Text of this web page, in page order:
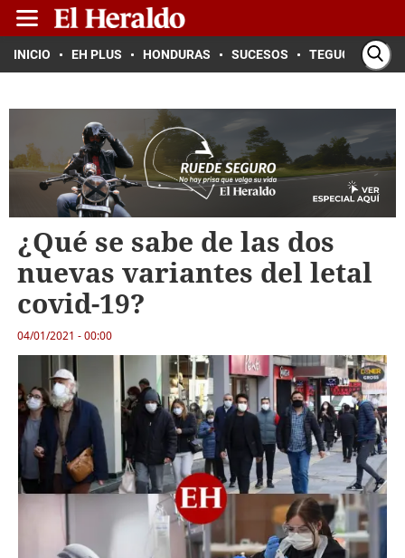
INICIO EH PLUS HONDURAS SUCESOS TEGUCIGALPA
¿Qué se sabe de las dos
nuevas variantes del letal
covid-19?
04/01/2021 - 00:00